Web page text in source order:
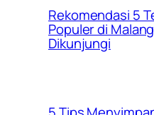
Rekomendasi 5
Populer di
Dikunjungi